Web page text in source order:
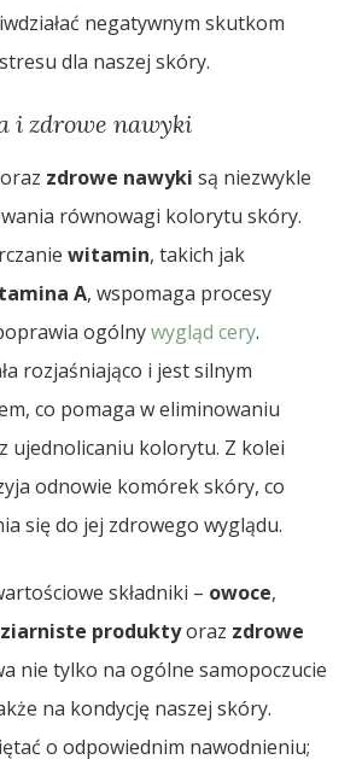
negatywnym skutkom
dla naszej skóry.
i zdrowe nawyki
oraz zdrowe nawyki są niezwykle
równowagi kolorytu skóry.
witamin, takich jak
A, wspomaga procesy
ogólnywygląd cery.
rozjaśniająco i jest silnym
co pomaga w eliminowaniu
ujednolicaniu kolorytu. Z kolei
odnowie komórek skóry, co
się do jej zdrowego wyglądu.
składniki – owoce,
produktyoraz zdrowe
nie tylko na ogólne samopoczucie
na kondycję naszej skóry.
o odpowiednim nawodnieniu;